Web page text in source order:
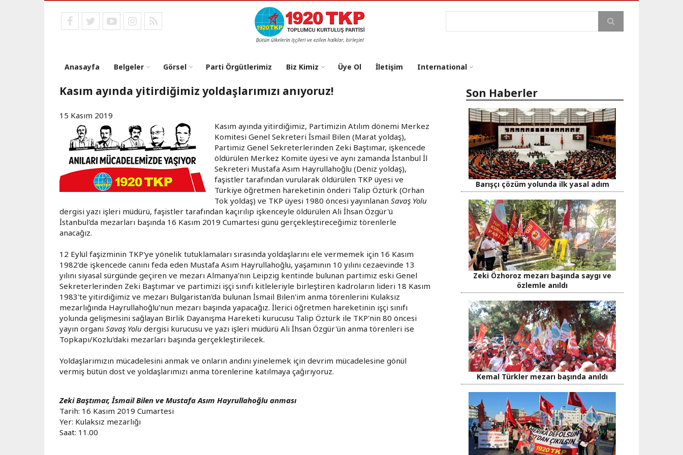
facebooktwitteryoutubeinstagram
RSS
Ara
Anasayfa Belgeler Görsel Parti Örgütlerimiz Biz Kimiz Üye Ol İletişim International
Kasım ayında yitirdiğimiz yoldaşlarımızı anıyoruz!
15 Kasım 2019
Kasım ayında yitirdiğimiz, Partimizin Atılım dönemi Merkez
Komitesi Genel Sekreteri İsmail Bilen (Marat yoldaş),
Partimiz Genel Sekreterlerinden Zeki Baştımar, işkencede
öldürülen Merkez Komite üyesi ve aynı zamanda İstanbul İl
Sekreteri Mustafa Asım Hayrullahoğlu (Deniz yoldaş),
faşistler tarafından vurularak öldürülen TKP üyesi ve
Türkiye öğretmen hareketinin önderi Talip Öztürk (Orhan
Tok yoldaş) ve TKP üyesi 1980 öncesi yayınlanan Savaş Yolu
dergisi yazı işleri müdürü, faşistler tarafından kaçırılıp işkenceyle öldürülen Ali İhsan Özgür'ü
İstanbul'da mezarları başında 16 Kasım 2019 Cumartesi günü gerçekleştireceğimiz törenlerle
anacağız.
12 Eylül faşizminin TKP'ye yönelik tutuklamaları sırasında yoldaşlarını ele vermemek için 16 Kasım
1982'de işkencede canını feda eden Mustafa Asım Hayrullahoğlu, yaşamının 10 yılını cezaevinde 13
yılını siyasal sürgünde geçiren ve mezarı Almanya'nın Leipzig kentinde bulunan partimiz eski Genel
Sekreterlerinden Zeki Baştımar ve partimizi işçi sınıfı kitleleriyle birleştiren kadroların lideri 18 Kasım
1983'te yitirdiğimiz ve mezarı Bulgaristan'da bulunan İsmail Bilen'im anma törenlerini Kulaksız
mezarlığında Hayrullahoğlu'nun mezarı başında yapacağız. İlerici öğretmen hareketinin işçi sınıfı
yolunda gelişmesini sağlayan Birlik Dayanışma Hareketi kurucusu Talip Öztürk ile TKP'nin 80 öncesi
yayın organı Savaş Yolu dergisi kurucusu ve yazı işleri müdürü Ali İhsan Özgür'ün anma törenleri ise
Topkapı/Kozlu'daki mezarları başında gerçekleştirilecek.
Yoldaşlarımızın mücadelesini anmak ve onların andını yinelemek için devrim mücadelesine gönül
vermiş bütün dost ve yoldaşlarımızı anma törenlerine katılmaya çağırıyoruz.
Zeki Baştımar, İsmail Bilen ve Mustafa Asım Hayrullahoğlu anması
Tarih: 16 Kasım 2019 Cumartesi
Yer: Kulaksız mezarlığı
Saat: 11.00
Son Haberler
Barışçı çözüm yolunda ilk yasal adım
Zeki Özhoroz mezarı başında saygı ve
özlemle anıldı
Kemal Türkler mezarı başında anıldı